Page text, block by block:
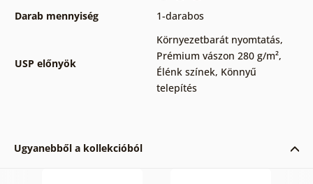
Darab mennyiség
1-darabos
USP előnyök
Környezetbarát nyomtatás,
Prémium vászon 280 g/m²,
Élénk színek, Könnyű
telepítés
Ugyanebből a kollekcióból